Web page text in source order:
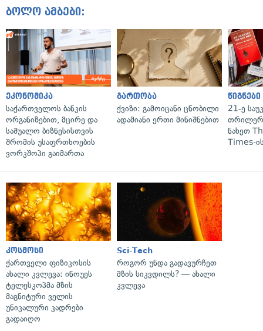
ბოლო ამბები:
ეკონომიკა
საქართველოს ბანკის
ორგანიზებით, მცირე და
საშუალო ბიზნესისთვის
შრომის უსაფრთხოების
ვორკშოპი გაიმართა
გართობა
ქვიზი: გამოიცანი ცნობილი
ადამიანი ერთი მინიშნებით
წიგნები
21-ე
ნახეთ
Times-
კოსმოსი
ქართველი ფიზიკოსის
ახალი კვლევა: ინოუეს
ტელესკოპმა მზის
მაგნიტური ველის
უნიკალური კადრები
გადაიღო
Sci-Tech
როგორ უნდა გადავურჩეთ
მზის სიკვდილს? — ახალი
კვლევა